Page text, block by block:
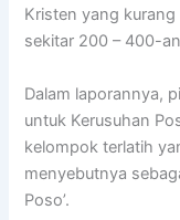
Kristen yang
sekitar 200 – 400-
Dalam laporannya,
untuk Kerusuhan
kelompok terlatih
menyebutnya
Poso’.